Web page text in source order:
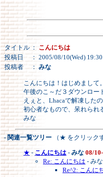
タイトル ： こんにちは
投稿日
： 2005/08/10(Wed) 19:30
投稿者
： みな
こんにちは！はじめまして。
午後のこ～だ３ダウンロー
えぇと、Lhacaで解凍した
初心者なもので、呆れられ
みな
- 関連一覧ツリー （★ をクリック
★ - こんにちは - みな 08/
Re: こんにちは - みな
Re^2: こんに